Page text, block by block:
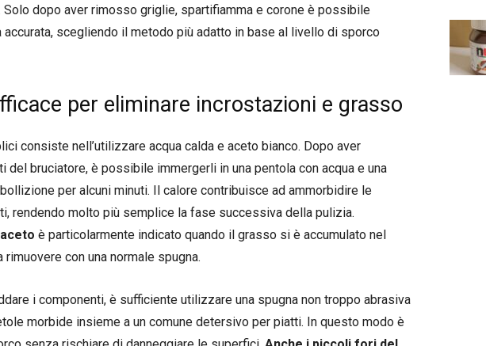
dopo aver rimosso griglie, spartifiamma e corone è possibile
accurata, scegliendo il metodo più adatto in base al livello di sporco
per eliminare incrostazioni e grasso
consiste nell’utilizzare acqua calda e aceto bianco. Dopo aver
del bruciatore, è possibile immergerli in una pentola con acqua e una
per alcuni minuti. Il calore contribuisce ad ammorbidire le
rendendo molto più semplice la fase successiva della pulizia.
è particolarmente indicato quando il grasso si è accumulato nel
con una normale spugna.
i componenti, è sufficiente utilizzare una spugna non troppo abrasiva
morbide insieme a un comune detersivo per piatti. In questo modo è